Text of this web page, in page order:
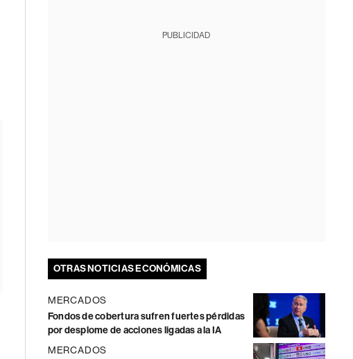
PUBLICIDAD
OTRAS NOTICIAS ECONÓMICAS
MERCADOS
Fondos de cobertura sufren fuertes pérdidas
por desplome de acciones ligadas a la IA
MERCADOS